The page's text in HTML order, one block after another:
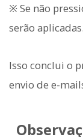
※ Se não
serão aplicadas.
Isso conclui o
envio de e-